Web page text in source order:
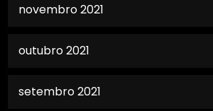
novembro 2021
outubro 2021
setembro 2021